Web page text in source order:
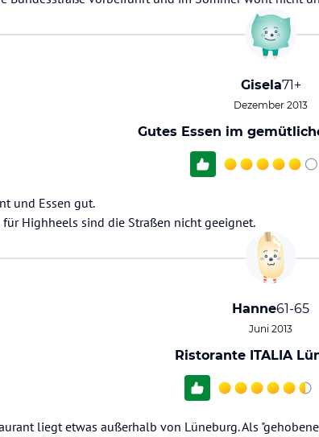
Gisela71+
Dezember 2013
Gutes Essen im
und Essen gut.
für Highheels sind die Straßen nicht geeignet.
Hanne61-65
Juni 2013
Ristorante ITALIA
liegt etwas außerhalb von Lüneburg. Als